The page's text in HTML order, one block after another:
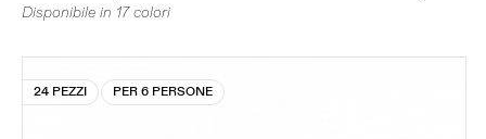
Disponibile in 17 colori
24 PEZZI PER 6 PERSONE